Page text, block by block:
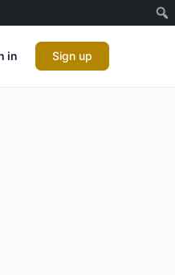
in Sign up